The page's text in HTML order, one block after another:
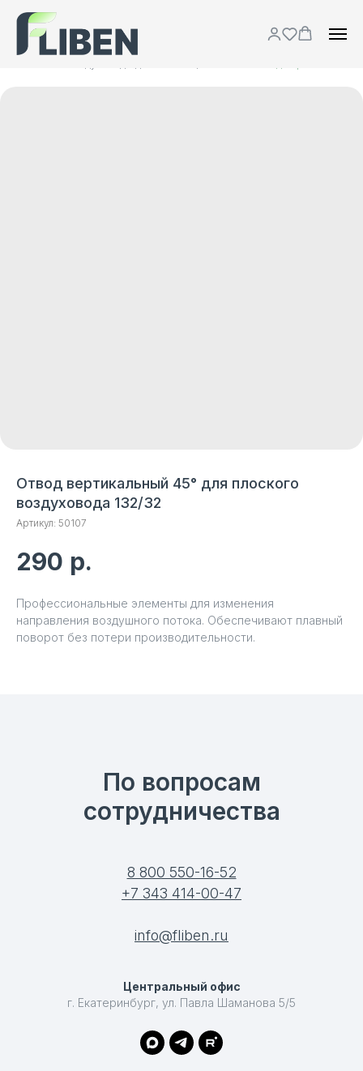
Отвод вертикальный 45° для плоского
воздуховода 132/32
Артикул: 50107
290 р.
Профессиональные элементы для изменения
направления воздушного потока. Обеспечивают плавный
поворот без потери производительности.
По вопросам
сотрудничества
8 800 550-16-52
+7 343 414-00-47
info@fliben.ru
Центральный офис
г. Екатеринбург, ул. Павла Шаманова 5/5